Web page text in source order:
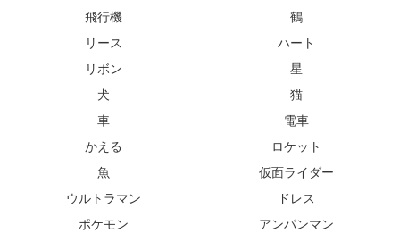
飛行機
鶴
リース
ハート
リボン
星
犬
猫
車
電車
かえる
ロケット
魚
仮面ライダー
ウルトラマン
ドレス
ポケモン
アンパンマン